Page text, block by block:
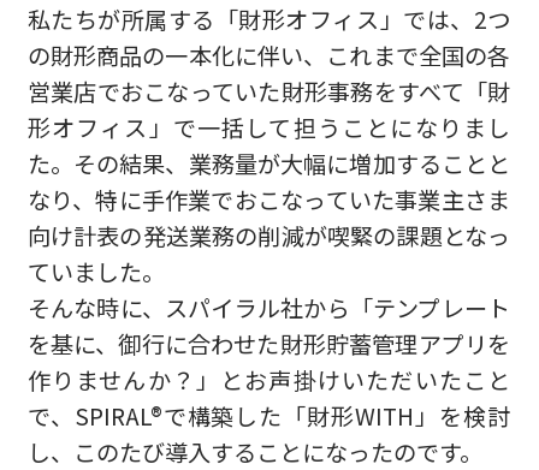
私たちが所属する「財形オフィス」では、2つ
の財形商品の一本化に伴い、これまで全国の各
営業店でおこなっていた財形事務をすべて「財
形オフィス」で一括して担うことになりまし
た。その結果、業務量が大幅に増加することと
なり、特に手作業でおこなっていた事業主さま
向け計表の発送業務の削減が喫緊の課題となっ
ていました。
そんな時に、スパイラル社から「テンプレート
を基に、御行に合わせた財形貯蓄管理アプリを
作りませんか？」とお声掛けいただいたこと
で、SPIRAL®で構築した「財形WITH」を検討
し、このたび導入することになったのです。